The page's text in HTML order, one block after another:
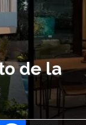
de la
X
Facebook